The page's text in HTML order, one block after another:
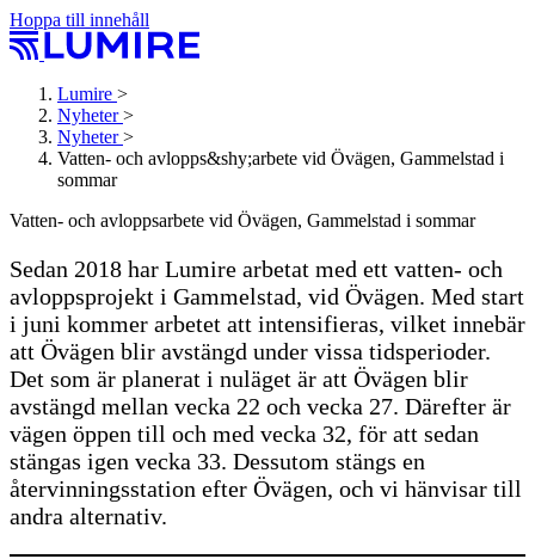
Hoppa till innehåll
Lumire >
Nyheter >
Nyheter >
Vatten- och avlopps&shy;arbete vid Övägen, Gammelstad i
sommar
Vatten- och avlopps­arbete vid Övägen, Gammelstad i sommar
Sedan 2018 har Lumire arbetat med ett vatten- och
avloppsprojekt i Gammelstad, vid Övägen. Med start
i juni kommer arbetet att intensifieras, vilket innebär
att Övägen blir avstängd under vissa tidsperioder.
Det som är planerat i nuläget är att Övägen blir
avstängd mellan vecka 22 och vecka 27. Därefter är
vägen öppen till och med vecka 32, för att sedan
stängas igen vecka 33. Dessutom stängs en
återvinningsstation efter Övägen, och vi hänvisar till
andra alternativ.